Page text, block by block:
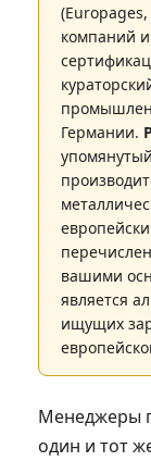
компаний
Германии.
вашими
является
ищущих
Менеджеры
один и тот